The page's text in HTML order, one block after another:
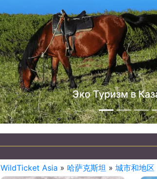
WildTicket Asia » 哈萨克斯坦 » 城市和地区